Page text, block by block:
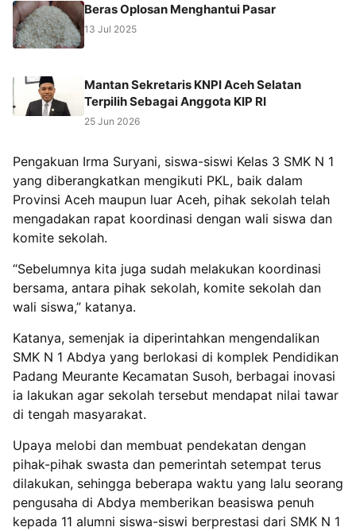
Beras Oplosan Menghantui Pasar
13 Jul 2025
Mantan Sekretaris KNPI Aceh Selatan
Terpilih Sebagai Anggota KIP RI
25 Jun 2026
Pengakuan Irma Suryani, siswa-siswi Kelas 3 SMK N 1
yang diberangkatkan mengikuti PKL, baik dalam
Provinsi Aceh maupun luar Aceh, pihak sekolah telah
mengadakan rapat koordinasi dengan wali siswa dan
komite sekolah.
“Sebelumnya kita juga sudah melakukan koordinasi
bersama, antara pihak sekolah, komite sekolah dan
wali siswa,” katanya.
Katanya, semenjak ia diperintahkan mengendalikan
SMK N 1 Abdya yang berlokasi di komplek Pendidikan
Padang Meurante Kecamatan Susoh, berbagai inovasi
ia lakukan agar sekolah tersebut mendapat nilai tawar
di tengah masyarakat.
Upaya melobi dan membuat pendekatan dengan
pihak-pihak swasta dan pemerintah setempat terus
dilakukan, sehingga beberapa waktu yang lalu seorang
pengusaha di Abdya memberikan beasiswa penuh
kepada 11 alumni siswa-siswi berprestasi dari SMK N 1